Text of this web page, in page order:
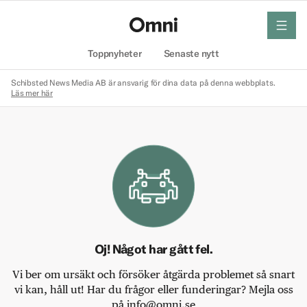
Toppnyheter Senaste nytt
meny
Schibsted News Media AB är ansvarig för dina data på denna webbplats.
Läs mer här
Oj! Något har gått fel.
Vi ber om ursäkt och försöker åtgärda problemet så snart
vi kan, håll ut! Har du frågor eller funderingar? Mejla oss